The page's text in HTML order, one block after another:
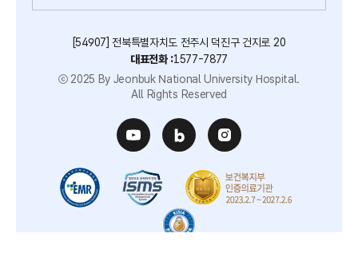
[54907] 전북특별자치도 전주시 덕진구 건지로 20
대표전화 :1577-7877
ⓒ 2025 By Jeonbuk National University Hospital.
All Rights Reserved